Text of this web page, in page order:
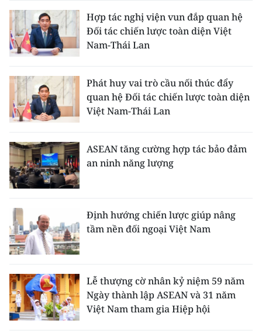
Hợp tác nghị viện vun đắp quan hệ
Đối tác chiến lược toàn diện Việt
Nam-Thái Lan
Phát huy vai trò cầu nối thúc đẩy
quan hệ Đối tác chiến lược toàn diện
Việt Nam-Thái Lan
ASEAN tăng cường hợp tác bảo đảm
an ninh năng lượng
Định hướng chiến lược giúp nâng
tầm nền đối ngoại Việt Nam
Lễ thượng cờ nhân kỷ niệm 59 năm
Ngày thành lập ASEAN và 31 năm
Việt Nam tham gia Hiệp hội